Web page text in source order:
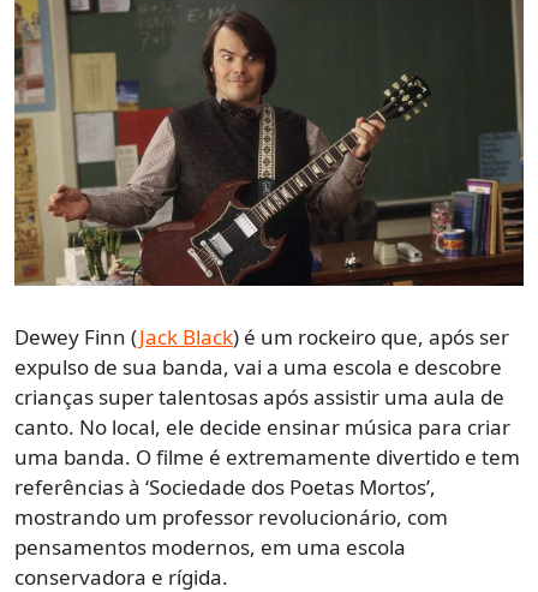
Dewey Finn (Jack Black) é um rockeiro que, após ser
expulso de sua banda, vai a uma escola e descobre
crianças super talentosas após assistir uma aula de
canto. No local, ele decide ensinar música para criar
uma banda. O filme é extremamente divertido e tem
referências à ‘Sociedade dos Poetas Mortos’,
mostrando um professor revolucionário, com
pensamentos modernos, em uma escola
conservadora e rígida.